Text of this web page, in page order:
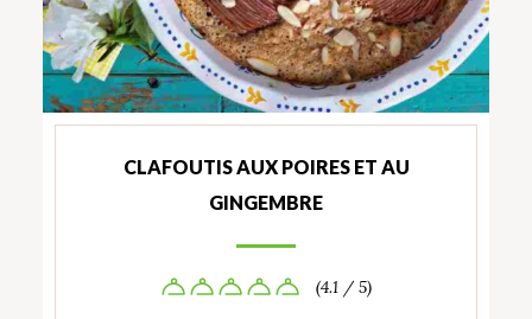
CLAFOUTIS AUX POIRES ET AU
GINGEMBRE
(4.1 / 5)